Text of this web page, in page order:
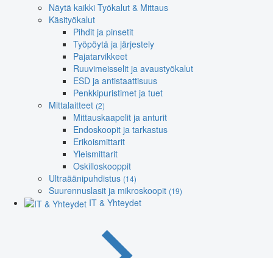
Näytä kaikki Työkalut & Mittaus
Käsityökalut
Pihdit ja pinsetit
Työpöytä ja järjestely
Pajatarvikkeet
Ruuvimeisselit ja avaustyökalut
ESD ja antistaattisuus
Penkkipuristimet ja tuet
Mittalaitteet (2)
Mittauskaapelit ja anturit
Endoskoopit ja tarkastus
Erikoismittarit
Yleismittarit
Oskilloskooppit
Ultraäänipuhdistus (14)
Suurennuslasit ja mikroskoopit (19)
IT & Yhteydet